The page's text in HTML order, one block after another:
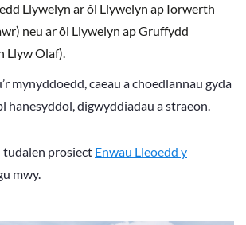
Llywelyn ar ôl Llywelyn ap Iorwerth
neu ar ôl Llywelyn ap Gruffydd
Llyw Olaf).
mynyddoedd, caeau a choedlannau gyda
hanesyddol, digwyddiadau a straeon.
tudalen prosiect Enwau Lleoedd y
mwy.